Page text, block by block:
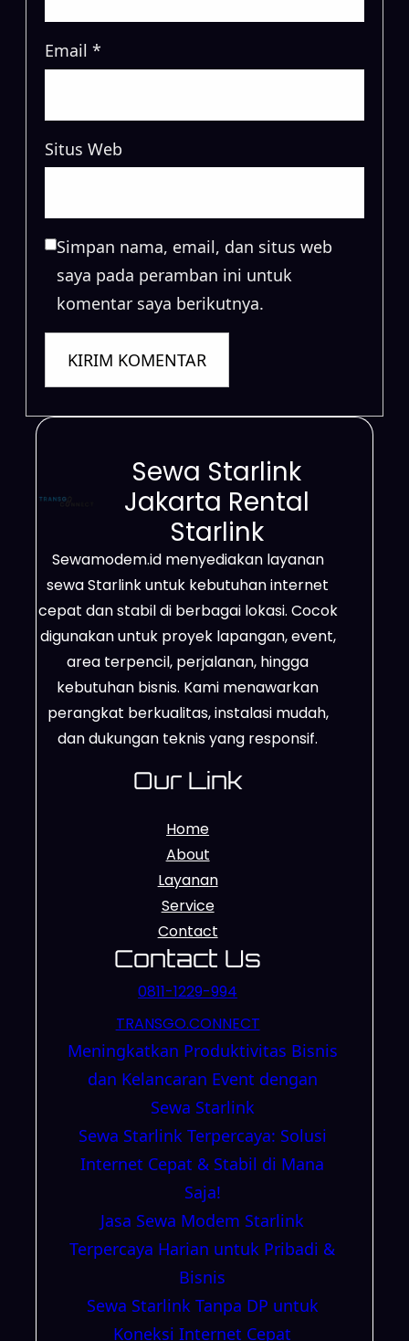
Email *
Situs Web
Simpan nama, email, dan situs web
saya pada peramban ini untuk
komentar saya berikutnya.
Sewa Starlink
Jakarta Rental
Starlink
Sewamodem.id menyediakan layanan
sewa Starlink untuk kebutuhan internet
cepat dan stabil di berbagai lokasi. Cocok
digunakan untuk proyek lapangan, event,
area terpencil, perjalanan, hingga
kebutuhan bisnis. Kami menawarkan
perangkat berkualitas, instalasi mudah,
dan dukungan teknis yang responsif.
Our Link
Home
About
Layanan
Service
Contact
Contact Us
0811-1229-994
TRANSGO.CONNECT
Meningkatkan Produktivitas Bisnis
dan Kelancaran Event dengan
Sewa Starlink
Sewa Starlink Terpercaya: Solusi
Internet Cepat & Stabil di Mana
Saja!
Jasa Sewa Modem Starlink
Terpercaya Harian untuk Pribadi &
Bisnis
Sewa Starlink Tanpa DP untuk
Koneksi Internet Cepat